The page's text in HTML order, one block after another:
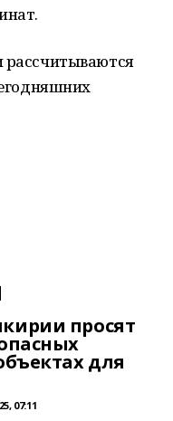
рассчитываются
просят
для
07:11